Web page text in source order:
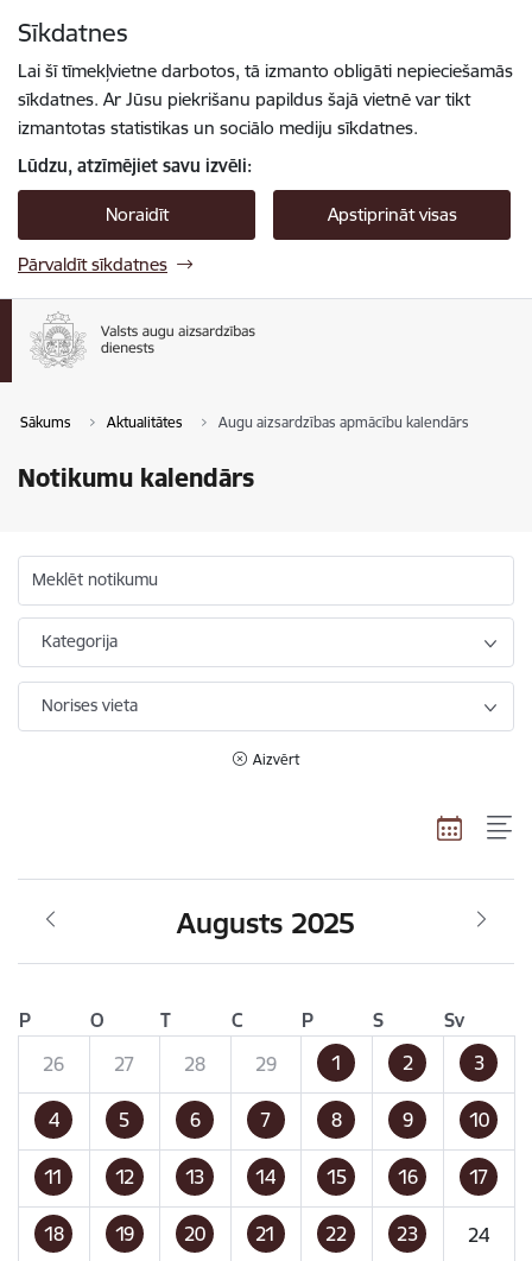
Sīkdatnes
Lai šī tīmekļvietne darbotos, tā izmanto obligāti nepieciešamās
sīkdatnes. Ar Jūsu piekrišanu papildus šajā vietnē var tikt
izmantotas statistikas un sociālo mediju sīkdatnes.
Lūdzu, atzīmējiet savu izvēli:
Noraidīt Apstiprināt visas
Pārvaldīt sīkdatnes
Sākums Aktualitātes Augu aizsardzības apmācību kalendārs
Notikumu kalendārs
Meklēt notikumu
Kategorija
Norises vieta
Aizvērt
Augusts 2025
P O T C P S
Sv
26
27 28 29 1 2 3
4 5 6 7 8 9 10
11 12 13 14 15 16 17
18 19 20 21 22 23 24